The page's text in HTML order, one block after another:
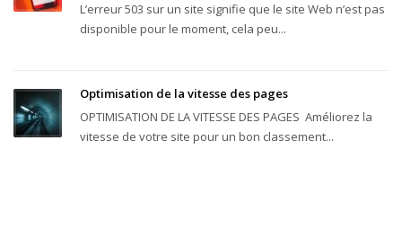
L’erreur 503 sur un site signifie que le site Web n’est pas
disponible pour le moment, cela peu...
Optimisation de la vitesse des pages
OPTIMISATION DE LA VITESSE DES PAGES Améliorez la
vitesse de votre site pour un bon classement...